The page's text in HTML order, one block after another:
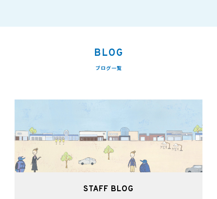
BLOG
ブログ一覧
STAFF BLOG